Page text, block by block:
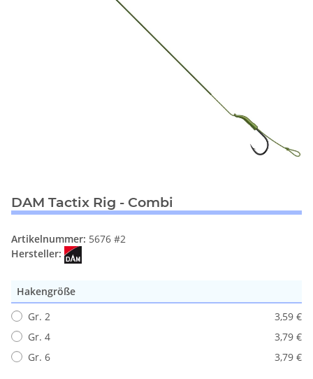
DAM Tactix Rig - Combi
Artikelnummer: 5676 #2
Hersteller:
Hakengröße
Gr. 2
3,59 €
Gr. 4
3,79 €
Gr. 6
3,79 €